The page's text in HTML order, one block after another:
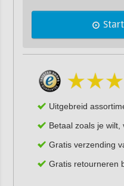
Uitgebreid
Betaal zoals je
Gratis verzending
Gratis retourneren